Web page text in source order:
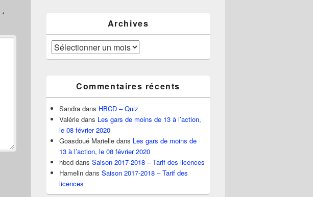
*
Archives
Archives
Commentaires récents
Sandra dans HBCD – Quiz
Valérie dans Les gars de moins de 13 à l’action,
le 08 février 2020
Goasdoué Marielle dans Les gars de moins de
13 à l’action, le 08 février 2020
hbcd dans Saison 2017-2018 – Tarif des licences
Hamelin dans Saison 2017-2018 – Tarif des
licences